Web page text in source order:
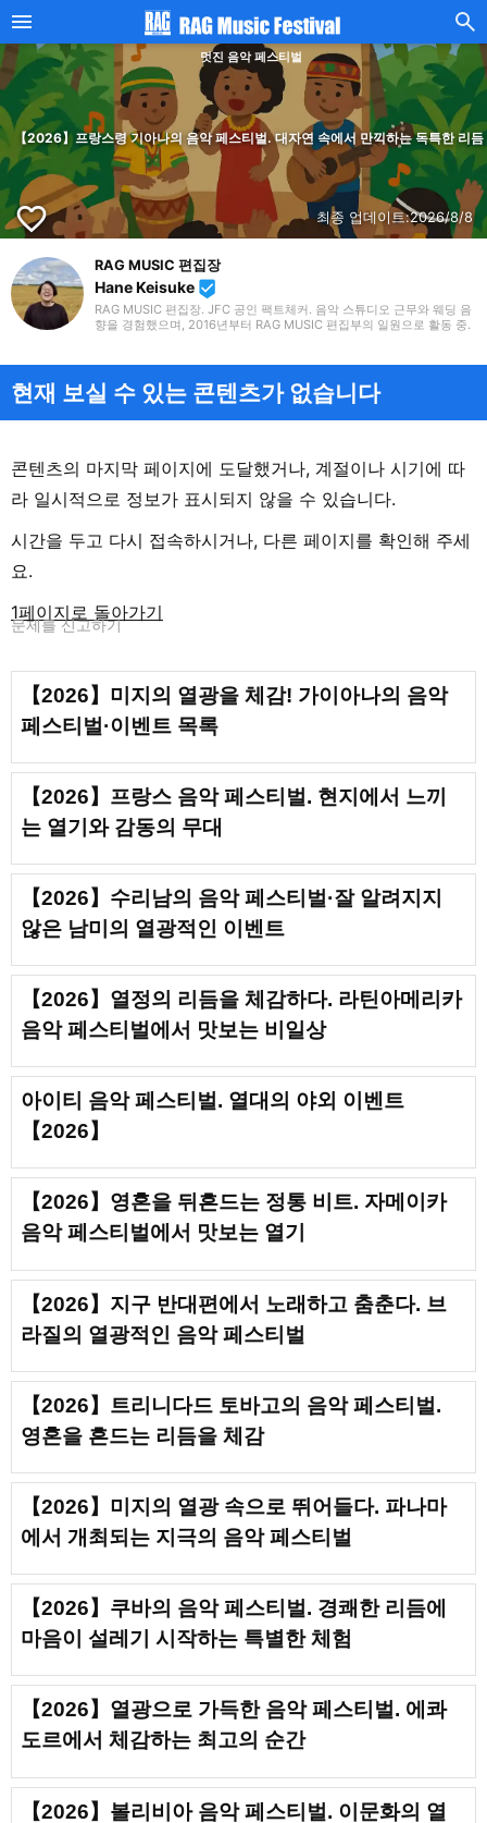
멋진 음악 페스티벌
【2026】프랑스령 기아나의 음악 페스티벌. 대자연 속에서 만끽하는 독특한 리듬
favorite_border 최종 업데이트:2026/8/8
RAG MUSIC 편집장
Hane Keisuke beenhere
RAG MUSIC 편집장. JFC 공인 팩트체커. 음악 스튜디오 근무와 웨딩 음
향을 경험했으며, 2016년부터 RAG MUSIC 편집부의 일원으로 활동 중.
각지의 음악 페스티벌 소개 기사와 라이브 리포트 등, 자신의 음악 활동
과 지금까지의 업무로 쌓아 온 경험을 바탕으로 매일 기사를 제작하고 있
습니다. 음악은 국내외 록은 물론, 최근에는 J-POP도 폭넓게 즐겨 듣습
현재 보실 수 있는 콘텐츠가 없습니다
콘텐츠의 마지막 페이지에 도달했거나, 계절이나 시기에 따
라 일시적으로 정보가 표시되지 않을 수 있습니다.
시간을 두고 다시 접속하시거나, 다른 페이지를 확인해 주세
요.
1페이지로 돌아가기
문제를 신고하기
【2026】미지의 열광을 체감! 가이아나의 음악
페스티벌·이벤트 목록
【2026】프랑스 음악 페스티벌. 현지에서 느끼
는 열기와 감동의 무대
【2026】수리남의 음악 페스티벌·잘 알려지지
않은 남미의 열광적인 이벤트
【2026】열정의 리듬을 체감하다. 라틴아메리카
음악 페스티벌에서 맛보는 비일상
아이티 음악 페스티벌. 열대의 야외 이벤트
【2026】
【2026】영혼을 뒤흔드는 정통 비트. 자메이카
음악 페스티벌에서 맛보는 열기
【2026】지구 반대편에서 노래하고 춤춘다. 브
라질의 열광적인 음악 페스티벌
【2026】트리니다드 토바고의 음악 페스티벌.
영혼을 흔드는 리듬을 체감
【2026】미지의 열광 속으로 뛰어들다. 파나마
에서 개최되는 지극의 음악 페스티벌
【2026】쿠바의 음악 페스티벌. 경쾌한 리듬에
마음이 설레기 시작하는 특별한 체험
【2026】열광으로 가득한 음악 페스티벌. 에콰
도르에서 체감하는 최고의 순간
【2026】볼리비아 음악 페스티벌. 이문화의 열